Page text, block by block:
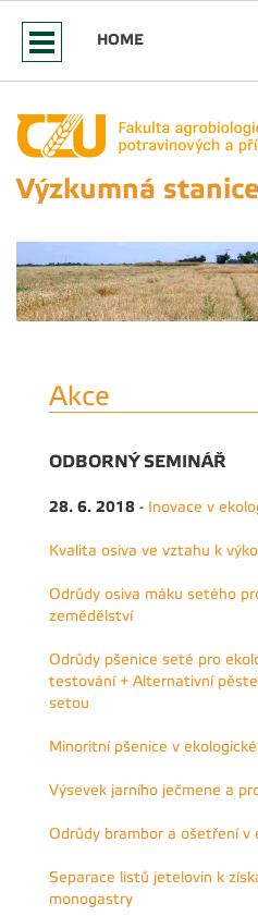
HOME
Výzkumná
Akce
ODBORNÝ SEMINÁŘ
28. 6. 2018 - Inovace v
Kvalita osiva ve vztahu k
Odrůdy osiva máku setého
zemědělství
Odrůdy pšenice seté pro
testování + Alternativní
setou
Minoritní pšenice v
Výsevek jarního ječmene a
Odrůdy brambor a ošetření v
Separace listů jetelovin k
monogastry